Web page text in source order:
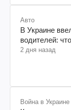
Авто
В Украине
водителей:
2 дня назад
Война в Украине